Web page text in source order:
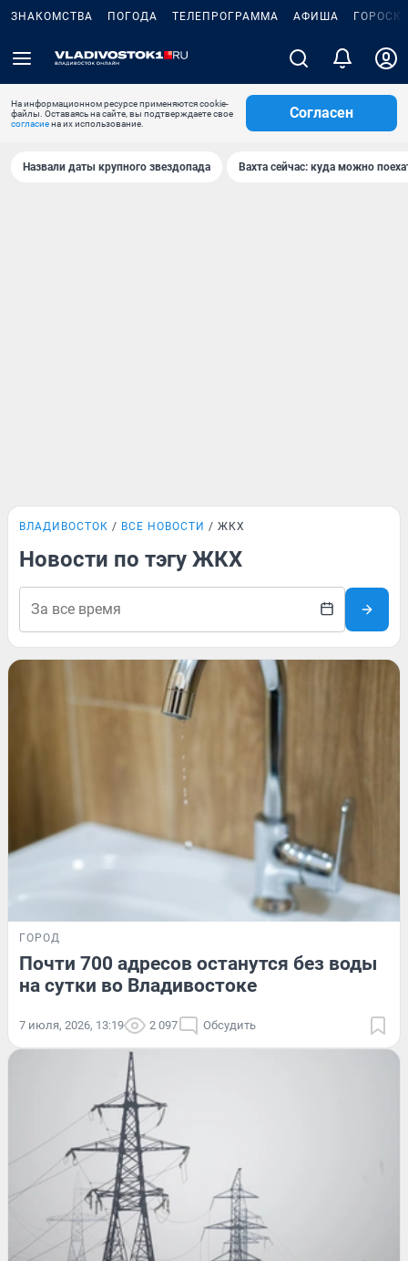
ЗНАКОМСТВА ПОГОДА ТЕЛЕПРОГРАММА АФИША
На информационном ресурсе применяются cookie-
файлы. Оставаясь на сайте, вы подтверждаете свое
согласиена их использование.
Согласен
Назвали даты крупного звездопада Вахта сейчас: куда можно
ВЛАДИВОСТОК ВСЕ НОВОСТИ ЖКХ
Новости по тэгу ЖКХ
ГОРОД
Почти 700 адресов останутся без воды
на сутки во Владивостоке
7 июля, 2026, 13:19 2 097 Обсудить